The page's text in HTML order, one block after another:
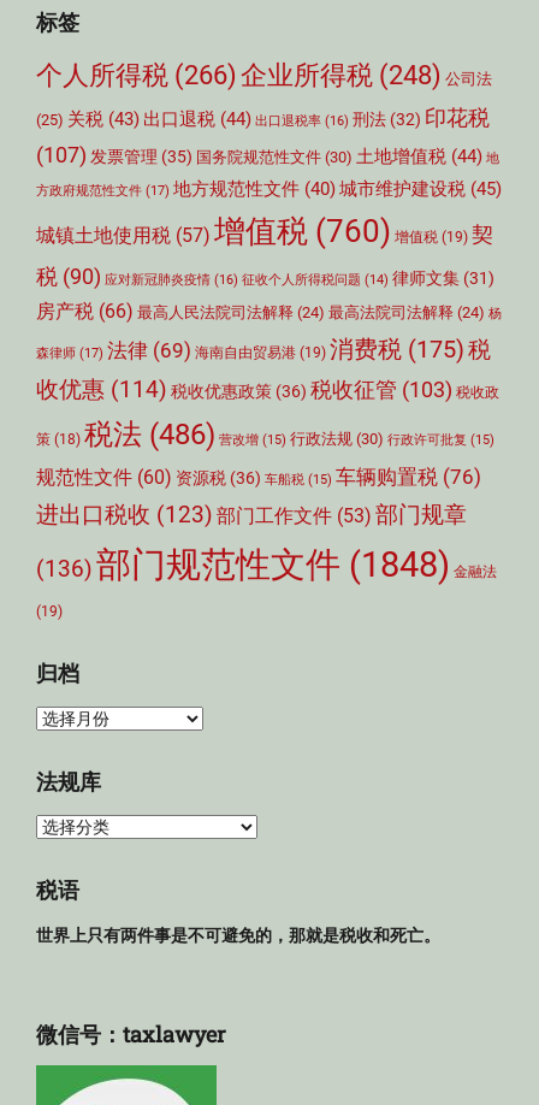
标签
个人所得税 (266) 企业所得税 (248) 公司法
(25) 关税 (43) 出口退税 (44) 出口退税率 (16) 刑法 (32) 印花税
(107) 发票管理 (35) 国务院规范性文件 (30) 土地增值税 (44) 地
方政府规范性文件 (17) 地方规范性文件 (40)城市维护建设税 (45)
城镇土地使用税 (57) 增值税 (760) 增值税 (19) 契
税 (90) 应对新冠肺炎疫情 (16) 征收个人所得税问题 (14) 律师文集 (31)
房产税 (66) 最高人民法院司法解释 (24) 最高法院司法解释 (24) 杨
森律师 (17) 法律 (69) 海南自由贸易港 (19) 消费税 (175)税
收优惠 (114) 税收优惠政策 (36) 税收征管 (103) 税收政
策 (18) 税法 (486) 营改增 (15) 行政法规 (30) 行政许可批复 (15)
规范性文件 (60) 资源税 (36) 车船税 (15) 车辆购置税 (76)
进出口税收 (123) 部门工作文件 (53) 部门规章
(136)部门规范性文件 (1848) 金融法
(19)
归档
归
法规库
法
库
税语
世界上只有两件事是不可避免的，那就是税收和死亡。
微信号：taxlawyer